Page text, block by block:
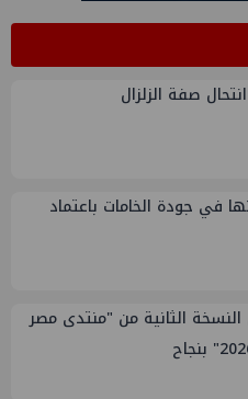
صفة الزلزال
في جودة الخامات باعتماد
الثانية من "منتدى مصر